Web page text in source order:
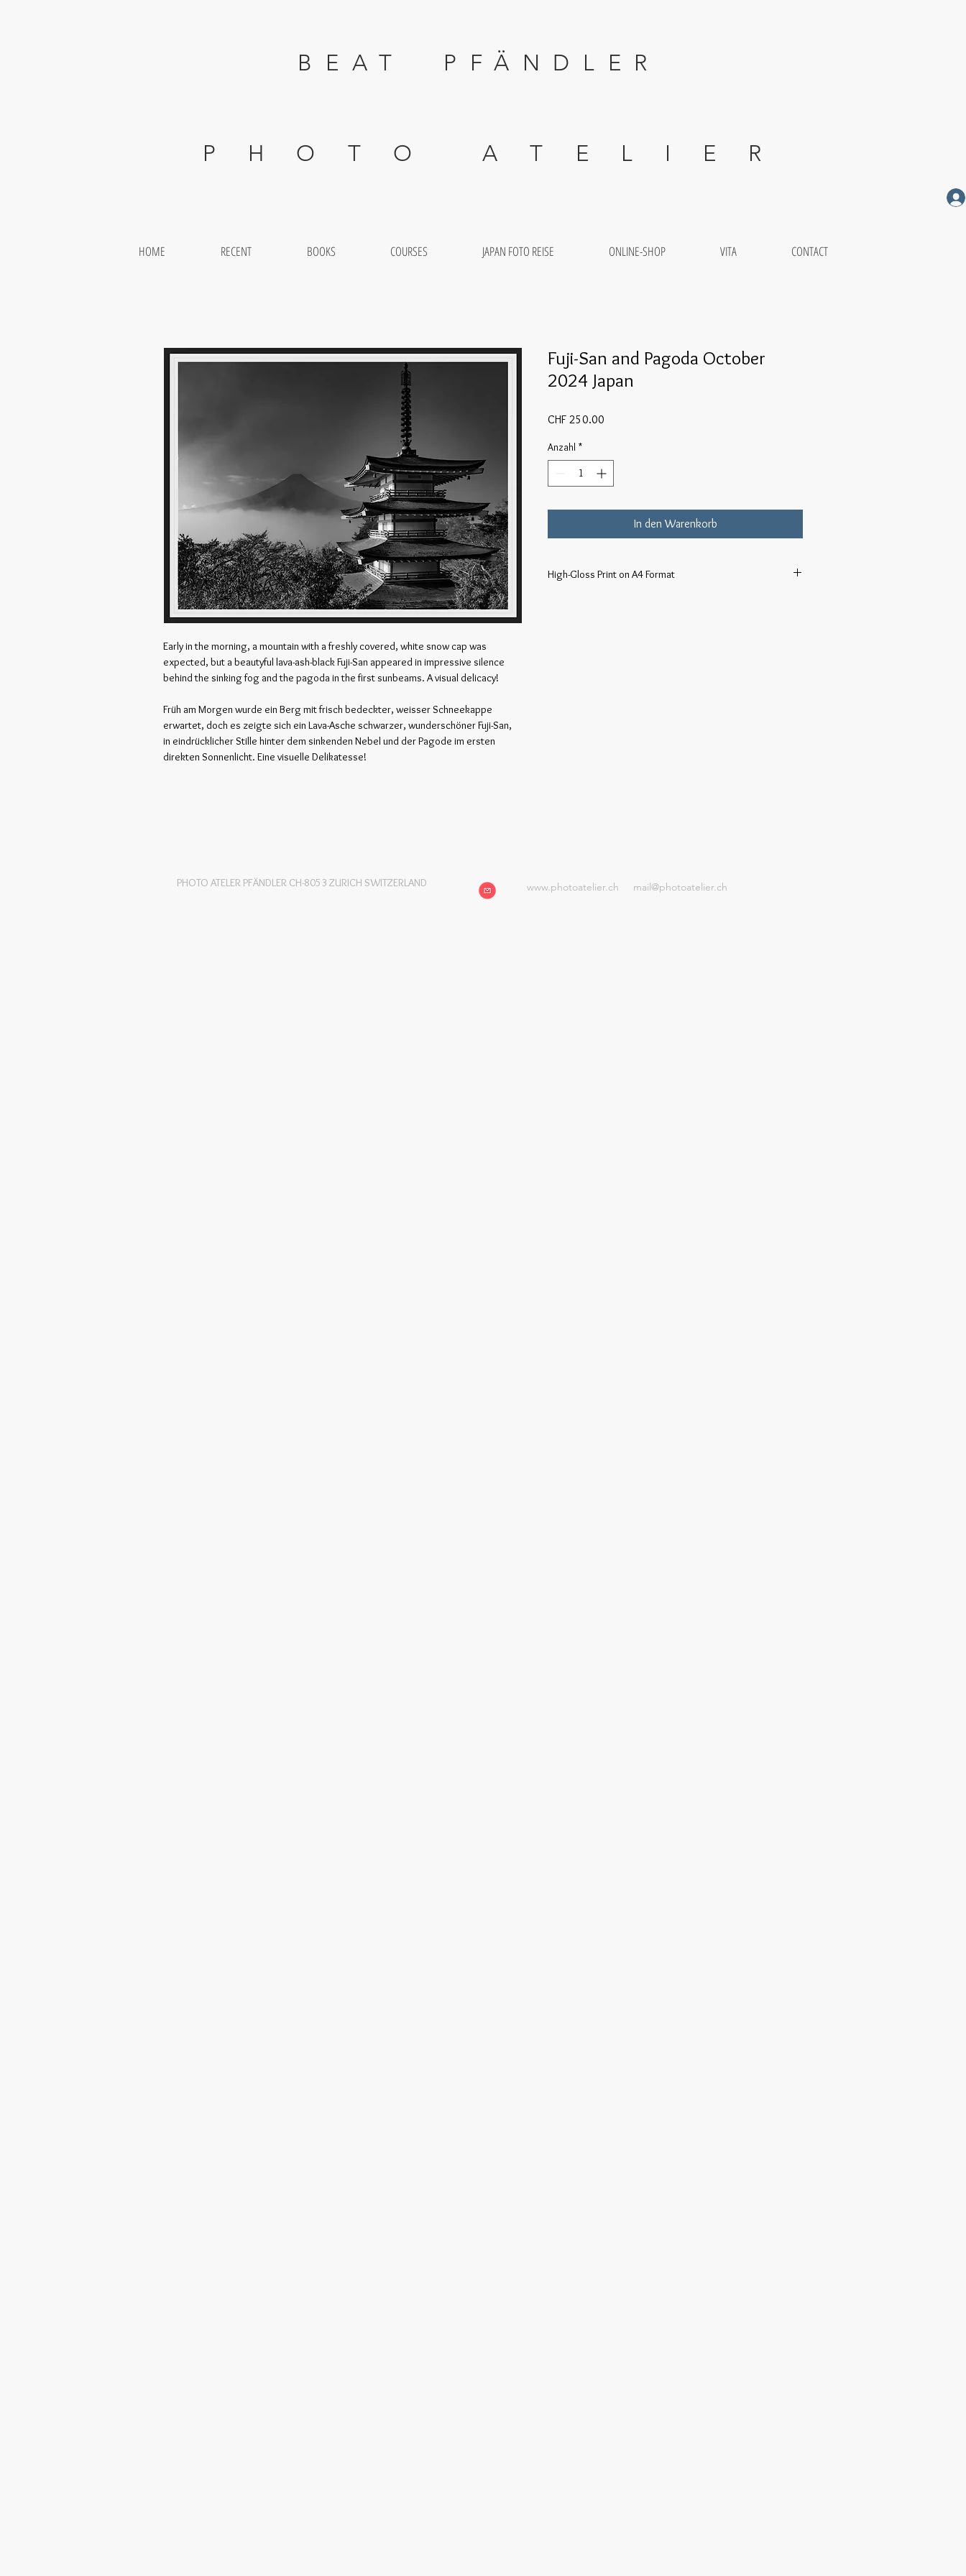
BEAT PFÄNDLER
P H O T O A T E L I E R
HOME RECENT BOOKS COURSES JAPAN FOTO REISE ONLINE-SHOP VITA CONTACT
Early in the morning, a mountain with a freshly covered, white snow cap was
expected, but a beautyful lava-ash-black Fuji-San appeared in impressive silence
behind the sinking fog and the pagoda in the first sunbeams. A visual delicacy!
Früh am Morgen wurde ein Berg mit frisch bedeckter, weisser Schneekappe
erwartet, doch es zeigte sich ein Lava-Asche schwarzer, wunderschöner Fuji-San,
in eindrücklicher Stille hinter dem sinkenden Nebel und der Pagode im ersten
direkten Sonnenlicht. Eine visuelle Delikatesse!
Fuji-San and Pagoda October
2024 Japan
CHF 250.00
Anzahl *
In den Warenkorb
High-Gloss Print on A4 Format
PHOTO ATELER PFÄNDLER CH-8053 ZURICH SWITZERLAND www.photoatelier.ch mail@photoatelier.ch